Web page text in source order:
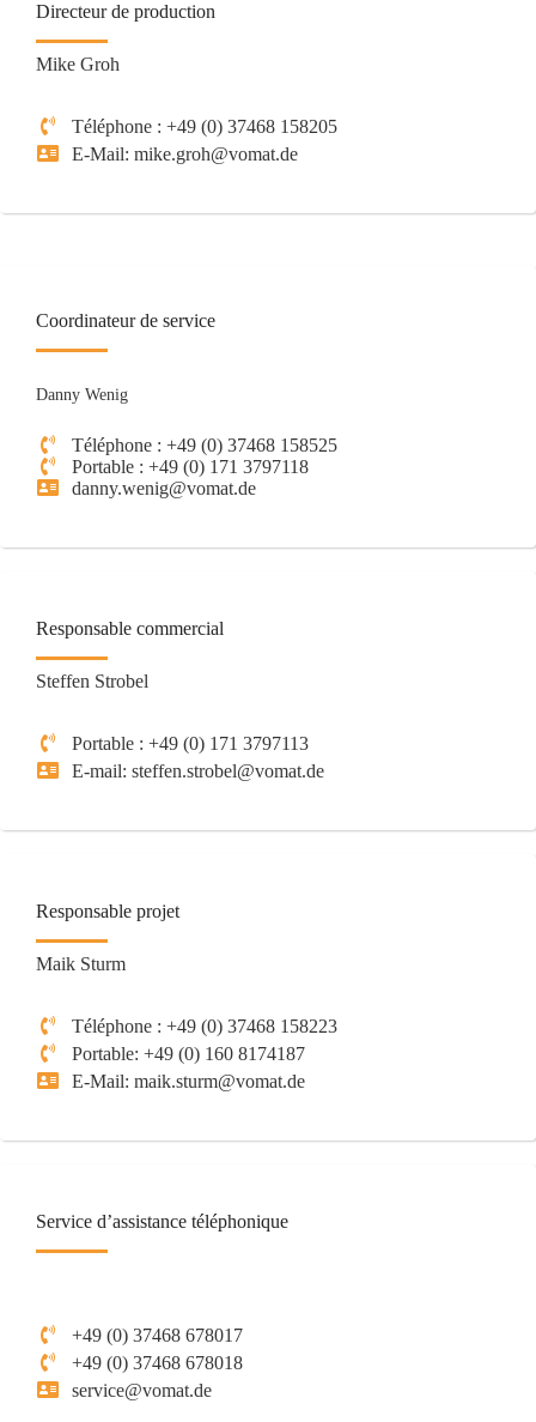
Directeur de production
Mike Groh
Téléphone : +49 (0) 37468 158205
E-Mail: mike.groh@vomat.de
Coordinateur de service
Danny Wenig
Téléphone : +49 (0) 37468 158525
Portable : +49 (0) 171 3797118
danny.wenig@vomat.de
Responsable commercial
Steffen Strobel
Portable : +49 (0) 171 3797113
E-mail: steffen.strobel@vomat.de
Responsable projet
Maik Sturm
Téléphone : +49 (0) 37468 158223
Portable: +49 (0) 160 8174187
E-Mail: maik.sturm@vomat.de
Service d’assistance téléphonique
+49 (0) 37468 678017
+49 (0) 37468 678018
service@vomat.de